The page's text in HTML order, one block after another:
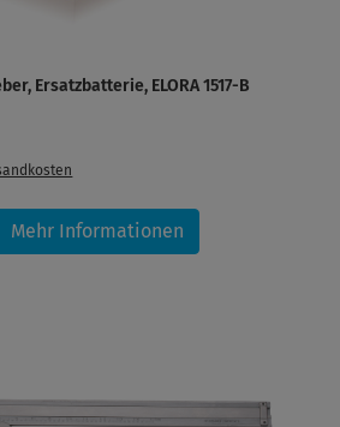
Ersatzbatterie, ELORA 1517-B
Mehr Informationen